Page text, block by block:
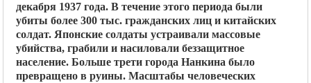
декабря 1937 года. В течение этого периода были
убиты более 300 тыс. гражданских лиц и китайских
солдат. Японские солдаты устраивали массовые
убийства, грабили и насиловали беззащитное
население. Больше трети города Нанкина было
превращено в руины. Масштабы человеческих